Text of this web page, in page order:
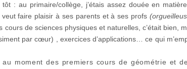
: au primaire/collège, j’étais assez douée en
faire plaisir à ses parents et à ses profs
cours de sciences physiques et naturelles, c’était bien,
par cœur) , exercices d’applications… ce qui
moment des premiers cours de géométrie et